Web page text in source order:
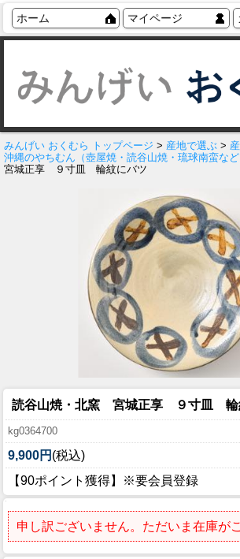
ホーム マイページ
みんげい おくむら トップページ > 産地で選ぶ >
沖縄のやちむん（壺屋焼・読谷山焼・琉球南蛮など
宮城正享 ９寸皿 輪紋にバツ
読谷山焼・北窯 宮城正享 ９寸皿 輪
kg0364700
9,900円 (税込)
【90ポイント獲得】※要会員登録
申し訳ございません。ただいま在庫が